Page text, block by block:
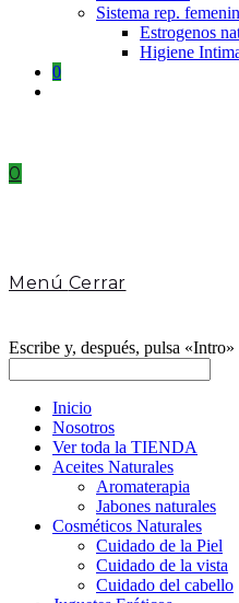
Sistema rep.
Estrogenos
Higiene
0
0
Menú Cerrar
Escribe y, después, pulsa «Intro»
Inicio
Nosotros
Ver toda la TIENDA
Aceites Naturales
Aromaterapia
Jabones naturales
Cosméticos Naturales
Cuidado de la Piel
Cuidado de la vista
Cuidado del cabello